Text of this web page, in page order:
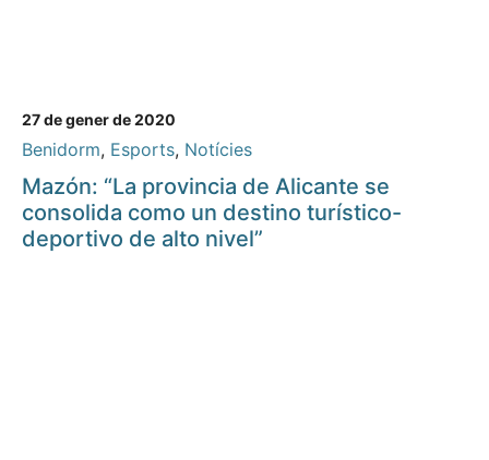
27 de gener de 2020
Benidorm, Esports, Notícies
Mazón: “La provincia de Alicante se
consolida como un destino turístico-
deportivo de alto nivel”